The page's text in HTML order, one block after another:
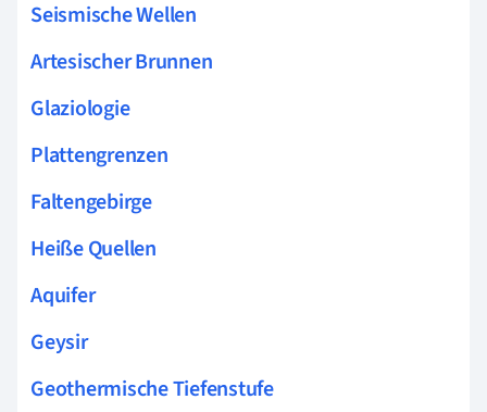
Seismische Wellen
Artesischer Brunnen
Glaziologie
Plattengrenzen
Faltengebirge
Heiße Quellen
Aquifer
Geysir
Geothermische Tiefenstufe